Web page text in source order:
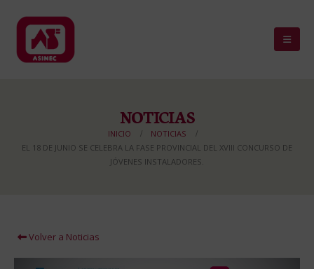
NOTICIAS
INICIO
NOTICIAS
EL 18 DE JUNIO SE CELEBRA LA FASE PROVINCIAL DEL XVIII CONCURSO DE
JÓVENES INSTALADORES.
Volver a Noticias